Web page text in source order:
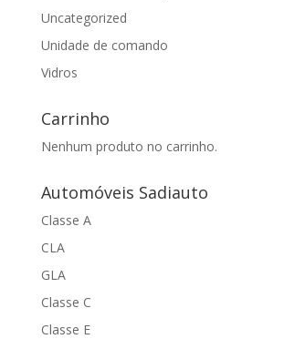
Uncategorized
Unidade de comando
Vidros
Carrinho
Nenhum produto no carrinho.
Automóveis Sadiauto
Classe A
CLA
GLA
Classe C
Classe E